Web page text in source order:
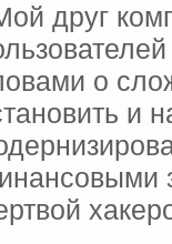
друг
о
и